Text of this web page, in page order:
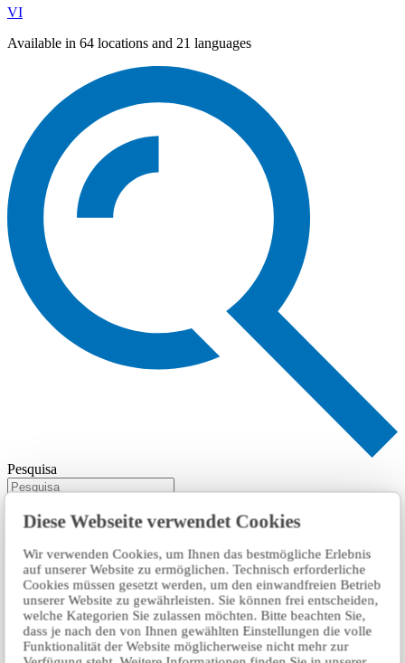
Diese Webseite verwendet Cookies
Wir verwenden Cookies, um Ihnen das bestmögliche Erlebnis
auf unserer Website zu ermöglichen. Technisch erforderliche
Cookies müssen gesetzt werden, um den einwandfreien Betrieb
unserer Website zu gewährleisten. Sie können frei entscheiden,
welche Kategorien Sie zulassen möchten. Bitte beachten Sie,
dass je nach den von Ihnen gewählten Einstellungen die volle
Funktionalität der Website möglicherweise nicht mehr zur
VI
Available in 64 locations and 21 languages
Pesquisa